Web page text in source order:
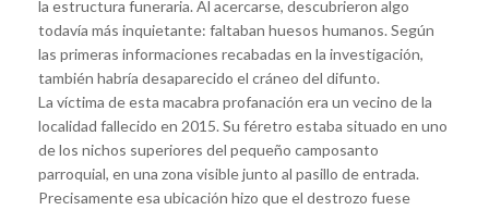
la estructura funeraria. Al acercarse, descubrieron algo
todavía más inquietante: faltaban huesos humanos. Según
las primeras informaciones recabadas en la investigación,
también habría desaparecido el cráneo del difunto.
La víctima de esta macabra profanación era un vecino de la
localidad fallecido en 2015. Su féretro estaba situado en uno
de los nichos superiores del pequeño camposanto
parroquial, en una zona visible junto al pasillo de entrada.
Precisamente esa ubicación hizo que el destrozo fuese